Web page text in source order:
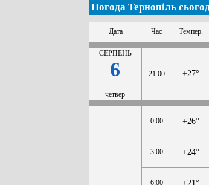
Погода Тернопіль
Дата Час Темпер.
СЕРПЕНЬ
6
четвер
21:00 +27°
0:00 +26°
3:00 +24°
6:00 +21°